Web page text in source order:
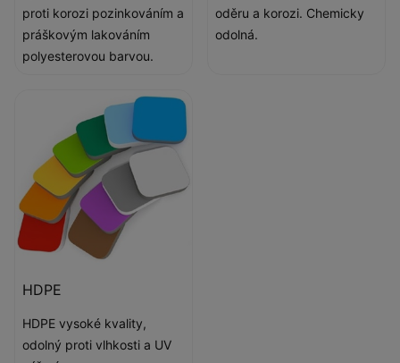
proti korozi pozinkováním a
práškovým lakováním
polyesterovou barvou.
oděru a korozi. Chemicky
odolná.
HDPE
HDPE vysoké kvality,
odolný proti vlhkosti a UV